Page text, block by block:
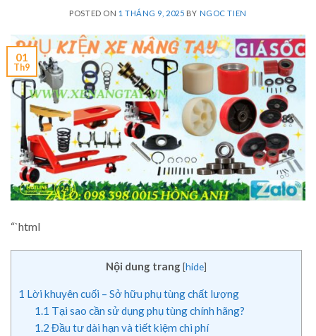
POSTED ON 1 THÁNG 9, 2025 BY NGOC TIEN
01
Th9
“`html
Nội dung trang[hide]
1 Lời khuyên cuối – Sở hữu phụ tùng chất lượng
1.1 Tại sao cần sử dụng phụ tùng chính hãng?
1.2 Đầu tư dài hạn và tiết kiệm chi phí